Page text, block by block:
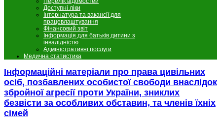
Доступні ліки
Інтернатура та вакансії для
працевлаштування
Фінансовий звіт
Інформація для батьків дитини з
інвалідністю
Адміністративні послуги
Медична статистика
Інформаційні матеріали про права цивільних
осіб, позбавлених особистої свободи внаслідок
збройної агресії проти України, зниклих
безвісти за особливих обставин, та членів їхніх
сімей